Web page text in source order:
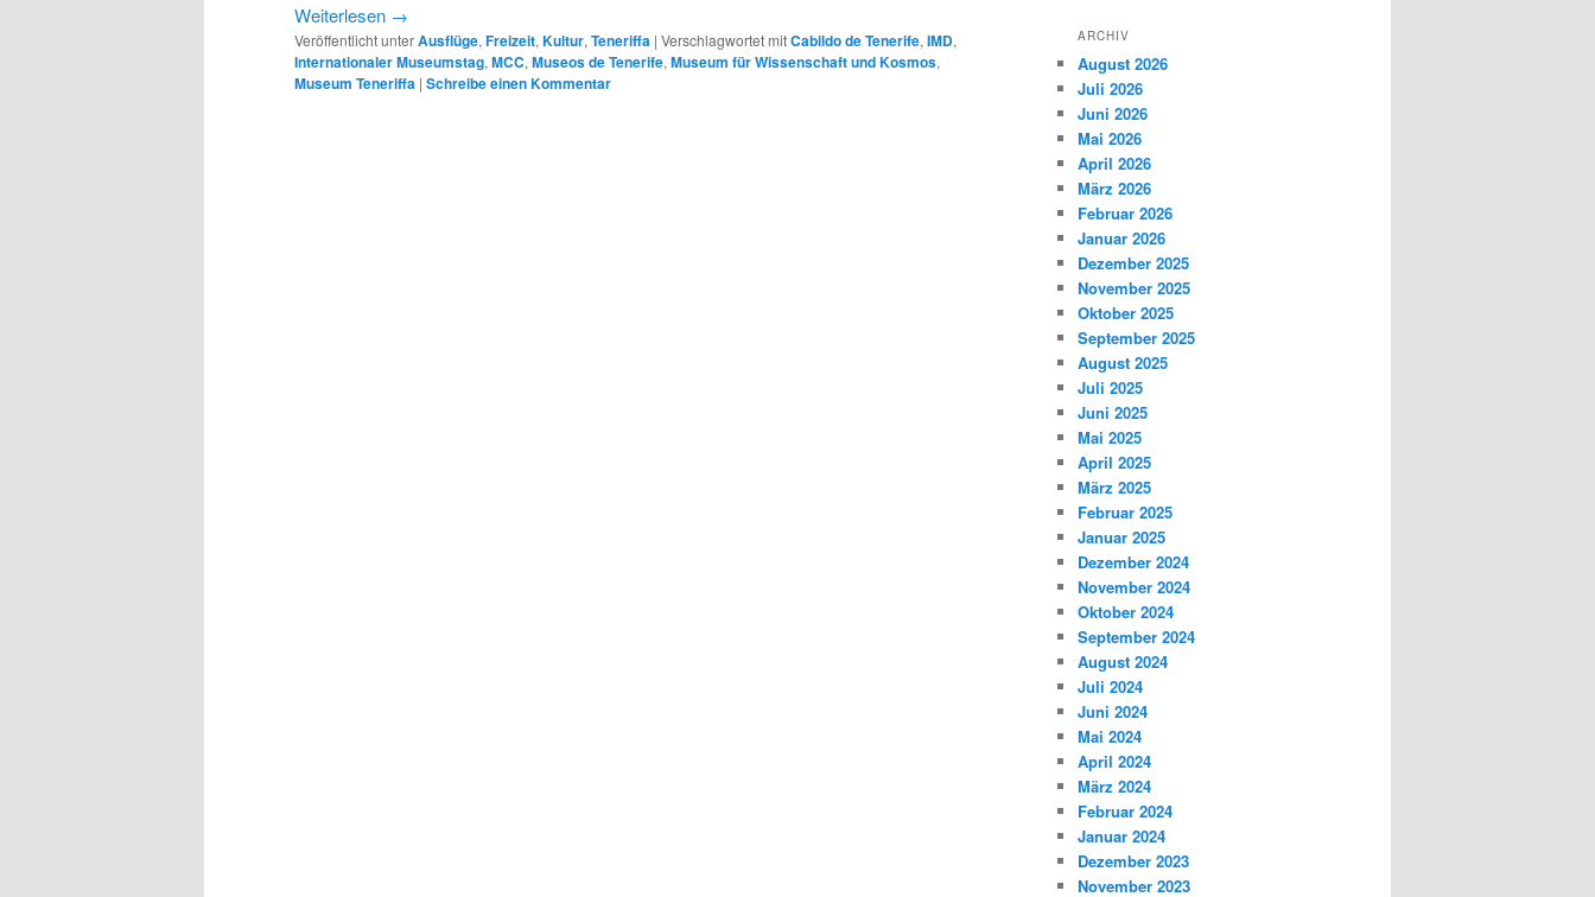
Weiterlesen →
Veröffentlicht unterAusflüge, Freizeit, Kultur, Teneriffa | Verschlagwortet mitCabildo de Tenerife, IMD,
Internationaler Museumstag, MCC, Museos de Tenerife, Museum für Wissenschaft und Kosmos,
Museum Teneriffa | Schreibe einen Kommentar
ARCHIV
August 2026
Juli 2026
Juni 2026
Mai 2026
April 2026
März 2026
Februar 2026
Januar 2026
Dezember 2025
November 2025
Oktober 2025
September 2025
August 2025
Juli 2025
Juni 2025
Mai 2025
April 2025
März 2025
Februar 2025
Januar 2025
Dezember 2024
November 2024
Oktober 2024
September 2024
August 2024
Juli 2024
Juni 2024
Mai 2024
April 2024
März 2024
Februar 2024
Januar 2024
Dezember 2023
November 2023